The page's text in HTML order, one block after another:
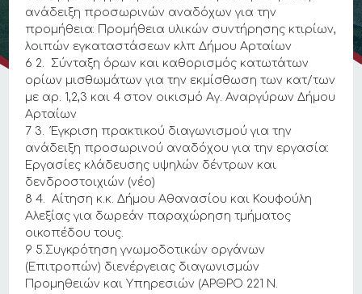
ανάδειξη προσωρινών αναδόχων για την
προμήθεια: Προμήθεια υλικών συντήρησης κτιρίων,
λοιπών εγκαταστάσεων κλπ Δήμου Αρταίων
6 2. Σύνταξη όρων και καθορισμός κατωτάτων
ορίων μισθωμάτων για την εκμίσθωση των κατ/των
με αρ. 1,2,3 και 4 στον οικισμό Αγ. Αναργύρων Δήμου
Αρταίων
7 3. Έγκριση πρακτικού διαγωνισμού για την
ανάδειξη προσωρινού αναδόχου για την εργασία:
Εργασίες κλάδευσης υψηλών δέντρων και
δενδροστοιχιών (νέο)
8 4. Αίτηση κ.κ. Δήμου Αθανασίου και Κουφούλη
Αλεξίας για δωρεάν παραχώρηση τμήματος
οικοπέδου τους.
9 5.Συγκρότηση γνωμοδοτικών οργάνων
(Επιτροπών) διενέργειας διαγωνισμών
Προμηθειών και Υπηρεσιών (ΑΡΘΡΟ 221 Ν.